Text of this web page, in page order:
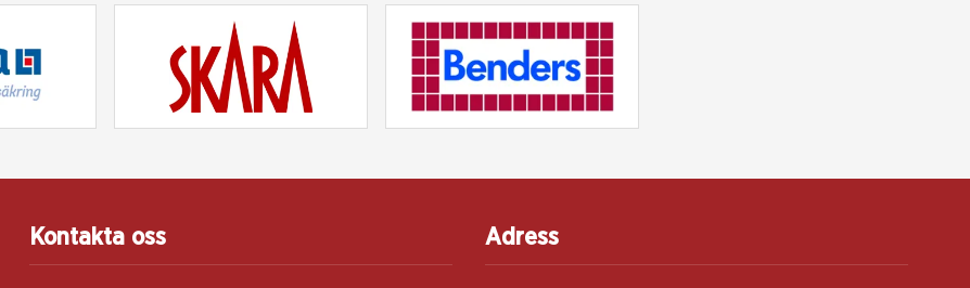
Kontakta oss Adress